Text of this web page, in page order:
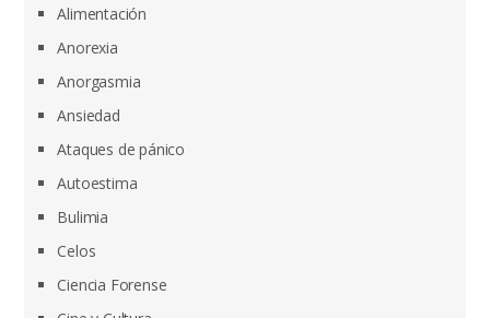
Alimentación
Anorexia
Anorgasmia
Ansiedad
Ataques de pánico
Autoestima
Bulimia
Celos
Ciencia Forense